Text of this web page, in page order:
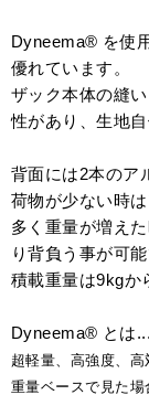
Dyneema® を使
優れています。
ザック本体の縫
性があり、生地
背面には2本のア
荷物が少ない時
多く重量が増え
り背負う事が可能
積載重量は9kgか
Dyneema® とは...
超軽量、高強度、高
重量ベースで見た